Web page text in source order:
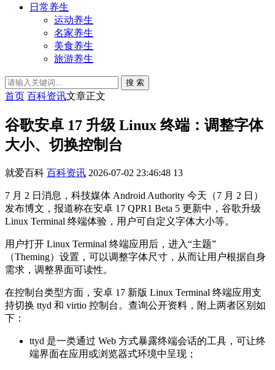
日常养生
运动养生
名家养生
美食养生
旅游养生
搜 索
首页 百科资讯文章正文
谷歌安卓 17 升级 Linux 终端：调整字体
大小、切换控制台
就爱百科 百科资讯 2026-07-02 23:46:48 13
7 月 2 日消息，科技媒体 Android Authority 今天（7 月 2 日）
发布博文，报道称在安卓 17 QPR1 Beta 5 更新中，谷歌升级
Linux Terminal 终端体验，用户可自定义字体大小等。
用户打开 Linux Terminal 终端应用后，进入“主题”
（Theming）设置，可以调整字体尺寸，从而让用户根据自身
需求，调整界面可读性。
在控制台类型方面，安卓 17 新版 Linux Terminal 终端应用支
持切换 ttyd 和 virtio 控制台。查询公开资料，附上两者区别如
下：
ttyd 是一类通过 Web 方式暴露终端会话的工具，可让终
端界面在应用或浏览器式环境中呈现；